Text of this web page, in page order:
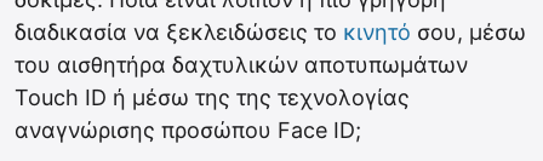
διαδικασία να ξεκλειδώσεις το κινητό σου, μέσω
του αισθητήρα δαχτυλικών αποτυπωμάτων
Touch ID ή μέσω της της τεχνολογίας
αναγνώρισης προσώπου Face ID;